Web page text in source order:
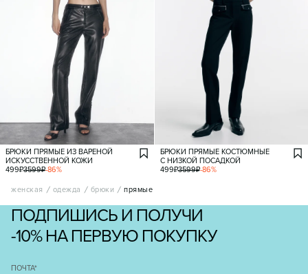
БРЮКИ ПРЯМЫЕ ИЗ ВАРЕНОЙ
ИСКУССТВЕННОЙ КОЖИ
499₽3599₽-86%
БРЮКИ ПРЯМЫЕ КОСТЮМНЫЕ
С НИЗКОЙ ПОСАДКОЙ
499₽3599₽-86%
женская одежда брюки прямые
ПОДПИШИСЬ И ПОЛУЧИ
-10% НА ПЕРВУЮ ПОКУПКУ
ПОЧТА*